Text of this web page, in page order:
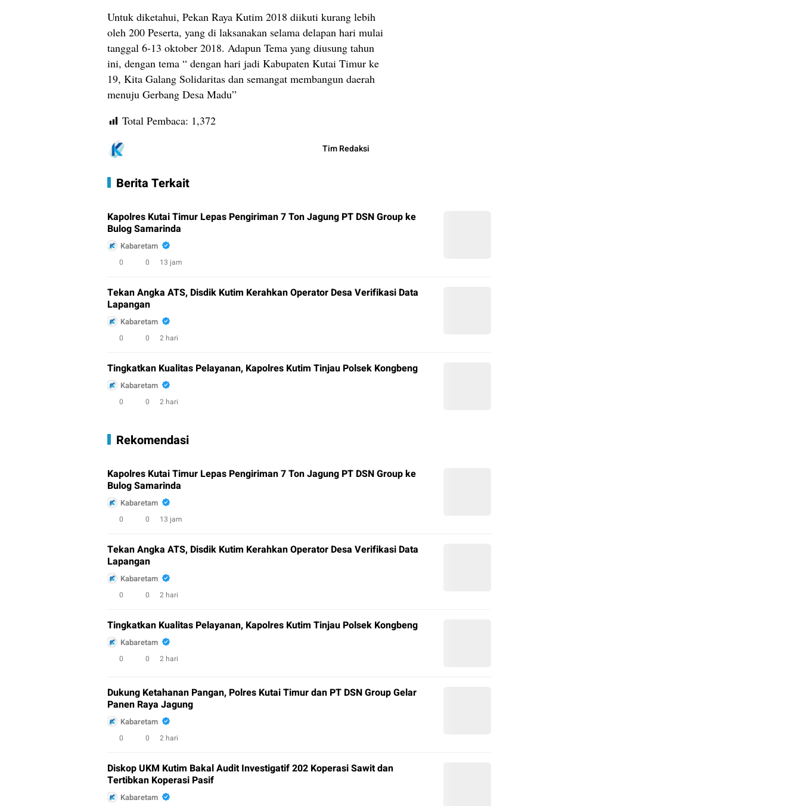
Untuk diketahui, Pekan Raya Kutim 2018 diikuti kurang lebih
oleh 200 Peserta, yang di laksanakan selama delapan hari mulai
tanggal 6-13 oktober 2018. Adapun Tema yang diusung tahun
ini, dengan tema “ dengan hari jadi Kabupaten Kutai Timur ke
19, Kita Galang Solidaritas dan semangat membangun daerah
menuju Gerbang Desa Madu”
Total Pembaca: 1,372
Tim Redaksi
Berita Terkait
Kapolres Kutai Timur Lepas Pengiriman 7 Ton Jagung PT DSN Group ke
Bulog Samarinda
Kabaretam
0 0 13 jam
Tekan Angka ATS, Disdik Kutim Kerahkan Operator Desa Verifikasi Data
Lapangan
Kabaretam
0 0 2 hari
Tingkatkan Kualitas Pelayanan, Kapolres Kutim Tinjau Polsek Kongbeng
Kabaretam
0 0 2 hari
Rekomendasi
Kapolres Kutai Timur Lepas Pengiriman 7 Ton Jagung PT DSN Group ke
Bulog Samarinda
Kabaretam
0 0 13 jam
Tekan Angka ATS, Disdik Kutim Kerahkan Operator Desa Verifikasi Data
Lapangan
Kabaretam
0 0 2 hari
Tingkatkan Kualitas Pelayanan, Kapolres Kutim Tinjau Polsek Kongbeng
Kabaretam
0 0 2 hari
Dukung Ketahanan Pangan, Polres Kutai Timur dan PT DSN Group Gelar
Panen Raya Jagung
Kabaretam
0 0 2 hari
Diskop UKM Kutim Bakal Audit Investigatif 202 Koperasi Sawit dan
Tertibkan Koperasi Pasif
Kabaretam